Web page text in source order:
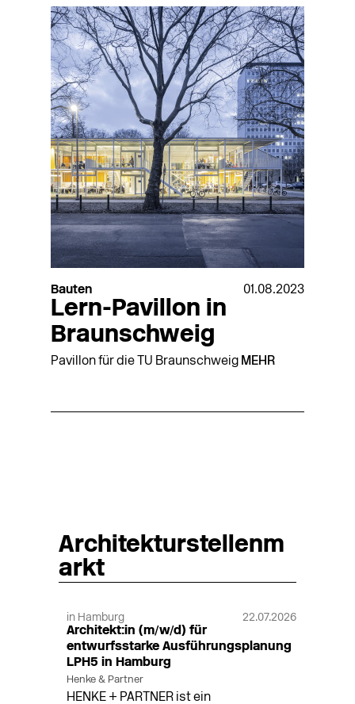
Bauten 01.08.2023
Lern-Pavillon in
Braunschweig
Pavillon für die TU Braunschweig MEHR
Architekturstellenm
arkt
in Hamburg 22.07.2026
Architekt:in (m/w/d) für
entwurfsstarke Ausführungsplanung
LPH5 in Hamburg
Henke & Partner
HENKE + PARTNER ist ein